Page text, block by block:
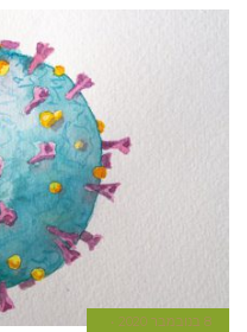
8 בנובמבר 2020